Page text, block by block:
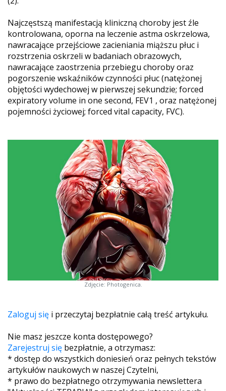
Najczęstszą manifestacją kliniczną choroby jest źle
kontrolowana, oporna na leczenie astma oskrzelowa,
nawracające przejściowe zacieniania miąższu płuc i
rozstrzenia oskrzeli w badaniach obrazowych,
nawracające zaostrzenia przebiegu choroby oraz
pogorszenie wskaźników czynności płuc (natężonej
objętości wydechowej w pierwszej sekundzie; forced
expiratory volume in one second, FEV1 , oraz natężonej
pojemności życiowej; forced vital capacity, FVC).
Zdjęcie: Photogenica.
Zaloguj się i przeczytaj bezpłatnie całą treść artykułu.
Nie masz jeszcze konta dostępowego?
Zarejestruj się bezpłatnie, a otrzymasz:
* dostęp do wszystkich doniesień oraz pełnych tekstów
artykułów naukowych w naszej Czytelni,
* prawo do bezpłatnego otrzymywania newslettera